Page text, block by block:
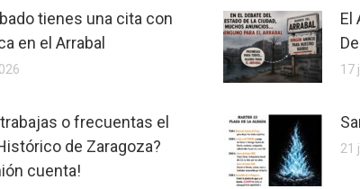
tienes una cita con
en el Arrabal
El
17
o frecuentas el
de Zaragoza?
cuenta!
21